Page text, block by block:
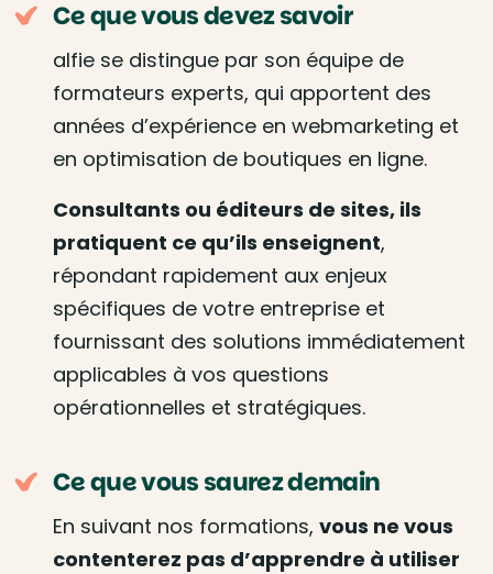
Ce que vous devez savoir
alfie se distingue par son équipe de
formateurs experts, qui apportent des
années d’expérience en webmarketing et
en optimisation de boutiques en ligne.
Consultants ou éditeurs de sites, ils
pratiquent ce qu’ils enseignent,
répondant rapidement aux enjeux
spécifiques de votre entreprise et
fournissant des solutions immédiatement
applicables à vos questions
opérationnelles et stratégiques.
Ce que vous saurez demain
En suivant nos formations, vous ne vous
contenterez pas d’apprendre à utiliser